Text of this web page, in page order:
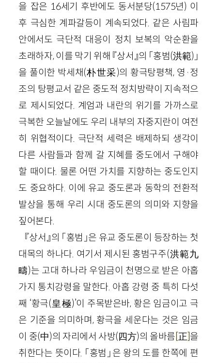
을 잡은 16세기 후반에도 동서분당(1575년) 이
후 극심한 계파갈등이 계속되었다. 같은 사림파
안에서도 극단적 대응이 정치 보복의 악순환을
초래하자, 이를 막기 위해 『상서』의 「홍범(洪範)」
을 풀이한 박세채(朴世采)의 황극탕평책, 영·정
조의 탕평교서 같은 중도적 정치방략이 지속적으
로 제시되었다. 계엄과 내란의 위기를 가까스로
극복한 오늘날에도 우리 내부의 자중지란이 여전
히 위협적이다. 극단적 세력은 배제하되 생각이
다른 사람들과 함께 갈 지혜를 중도에서 구해야
할 때이다. 물론 어떤 가치를 지향하는 중도인지
도 중요하다. 이에 유교 중도론과 동학의 전환적
발상을 통해 우리 시대 중도론의 의미와 지향을
짚어본다.
『상서』의 「홍범」은 유교 중도론이 등장하는 첫
대목의 하나다. 여기서 제시된 홍범구주(洪範九
疇)는 고대 하나라 우임금이 천명으로 받은 아홉
가지 통치강령을 말한다. 아홉 강령 중 특히 다섯
째 ‘황극(皇極)’이 주목받은바, 황은 임금이고 극
은 기준을 의미하며, 황극을 세운다는 것은 임금
이 중(中)의 자리에서 사방(四方)의 올바름 正 을
취한다는 뜻이다. 「홍범」은 왕의 도를 한쪽에 편